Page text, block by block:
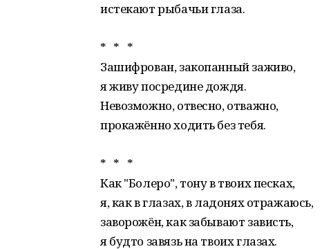
истекают рыбачьи глаза.
* * *
Зашифрован, закопанный заживо,
я живу посредине дождя.
Невозможно, отвесно, отважно,
прокажённо ходить без тебя.
* * *
Как "Болеро", тону в твоих песках,
я, как в глазах, в ладонях отражаюсь,
заворожён, как забывают зависть,
я будто завязь на твоих глазах.